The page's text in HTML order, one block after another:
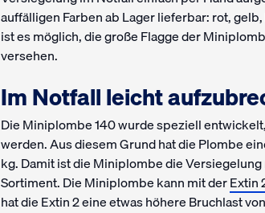
auffälligen Farben ab Lager lieferbar: rot,
ist es möglich, die große Flagge der
versehen.
Im Notfall leicht
Die Miniplombe 140 wurde speziell
werden. Aus diesem Grund hat die Plombe
kg. Damit ist die Miniplombe die
Sortiment. Die Miniplombe kann mit derExtin
hat die Extin 2 eine etwas höhere Bruchlast